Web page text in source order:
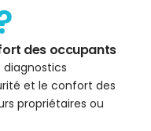
des occupants
diagnostics
et le confort des
propriétaires ou